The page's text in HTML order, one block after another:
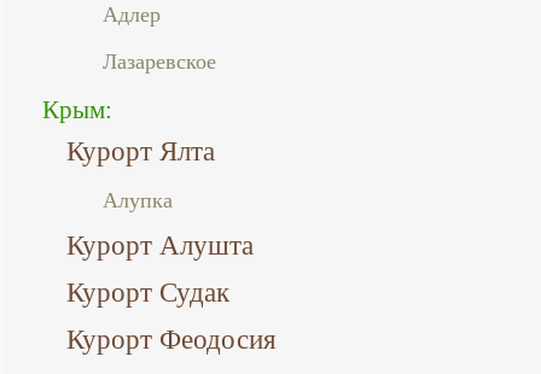
Адлер
Лазаревское
Крым:
Курорт Ялта
Алупка
Курорт Алушта
Курорт Судак
Курорт Феодосия